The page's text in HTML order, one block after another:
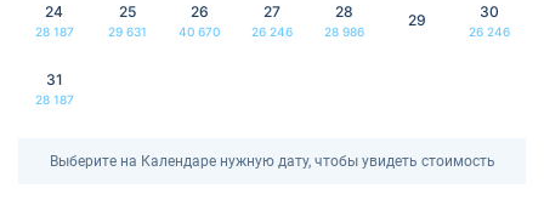
24
28 187
25
29 631
26
40 670
27
26 246
28
28 986
29 30
26 246
31
28 187
Выберите на Календаре нужную дату, чтобы увидеть стоимость